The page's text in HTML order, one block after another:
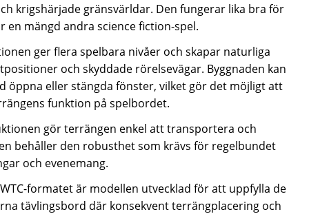
krigshärjade gränsvärldar. Den fungerar lika bra för
en mängd andra science fiction-spel.
ger flera spelbara nivåer och skapar naturliga
och skyddade rörelsevägar. Byggnaden kan
öppna eller stängda fönster, vilket gör det möjligt att
funktion på spelbordet.
gör terrängen enkel att transportera och
behåller den robusthet som krävs för regelbundet
och evenemang.
formatet är modellen utvecklad för att uppfylla de
tävlingsbord där konsekvent terrängplacering och